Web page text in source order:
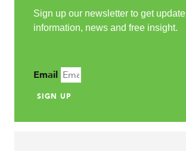
Sign up our newsletter to get update
information, news and free insight.
Email
SIGN UP